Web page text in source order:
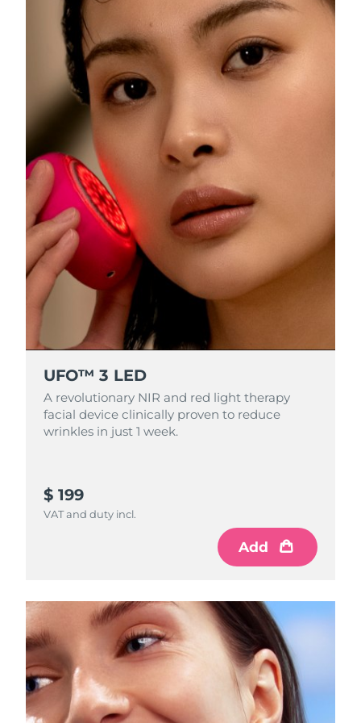
UFO™ 3 LED
A revolutionary NIR and red light therapy
facial device clinically proven to reduce
wrinkles in just 1 week.
$ 199
VAT and duty incl.
Add
Luxemburgo Entrega prevista 8/12/26
Macau, RAE da
Entrega prevista
Malásia
Malta Entrega prevista
México Entrega prevista
Mônaco Entrega prevista 8/13/26
Países Baixos Entrega prevista8/12/26
Nova Zelândia Entrega prevista
Omã
Filipinas Entrega prevista
Portugal
Entrega prevista8/14/26
Entrega prevista 8/13/26
Reunião Entrega prevista8/17/26
Romênia Entrega prevista
Rússia Entrega prevista8/20/26
Arábia Saudita Entrega prevista 8/13/26